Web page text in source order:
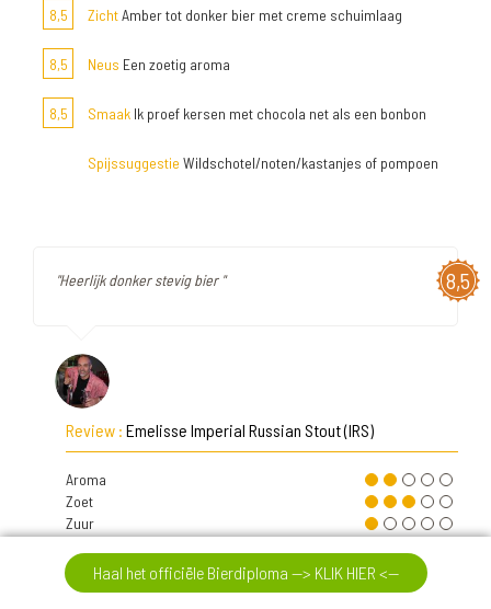
8,5
ZichtAmber tot donker bier met creme schuimlaag
8,5 Neus Een zoetig aroma
8,5 Smaak Ik proef kersen met chocola net als een bonbon
Spijssuggestie Wildschotel/noten/kastanjes of pompoen
8,5
"Heerlijk donker stevig bier "
Review : Emelisse Imperial Russian Stout (IRS)
Aroma
Zoet
Zuur
Fruitig
Moutig
Haal het officiële Bierdiploma --> KLIK HIER <--